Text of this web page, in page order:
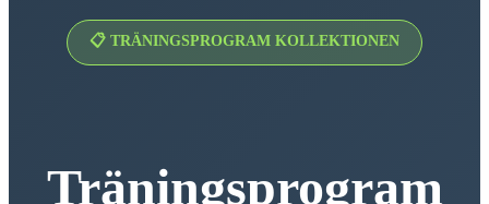
📋 TRÄNINGSPROGRAM KOLLEKTIONEN
Träningsprogram